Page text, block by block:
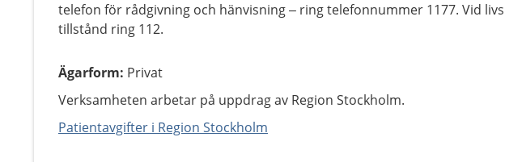
telefon för rådgivning och hänvisning – ring telefonnummer 1177. Vid
tillstånd ring 112.
Ägarform: Privat
Verksamheten arbetar på uppdrag av Region Stockholm.
Patientavgifter i Region Stockholm